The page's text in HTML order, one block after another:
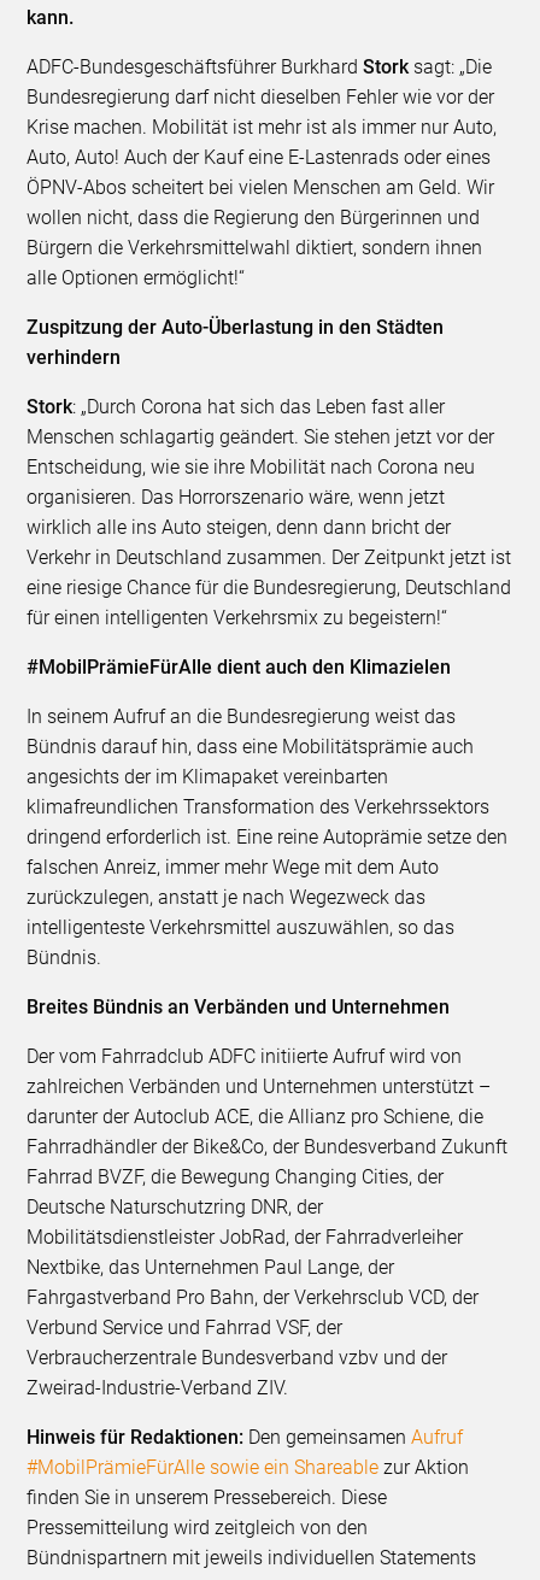
kann.
ADFC-Bundesgeschäftsführer BurkhardStorksagt: „Die
Bundesregierung darf nicht dieselben Fehler wie vor der
Krise machen. Mobilität ist mehr ist als immer nur Auto,
Auto, Auto! Auch der Kauf eine E-Lastenrads oder eines
ÖPNV-Abos scheitert bei vielen Menschen am Geld. Wir
wollen nicht, dass die Regierung den Bürgerinnen und
Bürgern die Verkehrsmittelwahl diktiert, sondern ihnen
alle Optionen ermöglicht!“
Zuspitzung der Auto-Überlastung in den Städten
verhindern
Stork: „Durch Corona hat sich das Leben fast aller
Menschen schlagartig geändert. Sie stehen jetzt vor der
Entscheidung, wie sie ihre Mobilität nach Corona neu
organisieren. Das Horrorszenario wäre, wenn jetzt
wirklich alle ins Auto steigen, denn dann bricht der
Verkehr in Deutschland zusammen. Der Zeitpunkt jetzt ist
eine riesige Chance für die Bundesregierung, Deutschland
für einen intelligenten Verkehrsmix zu begeistern!“
#MobilPrämieFürAlle dient auch den Klimazielen
In seinem Aufruf an die Bundesregierung weist das
Bündnis darauf hin, dass eine Mobilitätsprämie auch
angesichts der im Klimapaket vereinbarten
klimafreundlichen Transformation des Verkehrssektors
dringend erforderlich ist. Eine reine Autoprämie setze den
falschen Anreiz, immer mehr Wege mit dem Auto
zurückzulegen, anstatt je nach Wegezweck das
intelligenteste Verkehrsmittel auszuwählen, so das
Bündnis.
Breites Bündnis an Verbänden und Unternehmen
Der vom Fahrradclub ADFC initiierte Aufruf wird von
zahlreichen Verbänden und Unternehmen unterstützt –
darunter der Autoclub ACE, die Allianz pro Schiene, die
Fahrradhändler der Bike&Co, der Bundesverband Zukunft
Fahrrad BVZF, die Bewegung Changing Cities, der
Deutsche Naturschutzring DNR, der
Mobilitätsdienstleister JobRad, der Fahrradverleiher
Nextbike, das Unternehmen Paul Lange, der
Fahrgastverband Pro Bahn, der Verkehrsclub VCD, der
Verbund Service und Fahrrad VSF, der
Verbraucherzentrale Bundesverband vzbv und der
Zweirad-Industrie-Verband ZIV.
Hinweis für Redaktionen: Den gemeinsamenAufruf
#MobilPrämieFürAlle sowie ein Shareable zur Aktion
finden Sie in unserem Pressebereich. Diese
Pressemitteilung wird zeitgleich von den
Bündnispartnern mit jeweils individuellen Statements